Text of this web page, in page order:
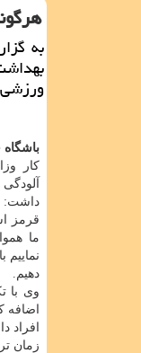
به
کار
داشت:
قرمز
ما
دهیم.
وی با
اضافه
افراد
زمان